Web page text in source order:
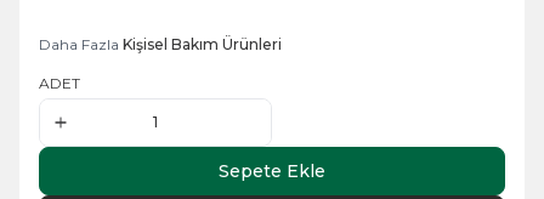
Daha Fazla Kişisel Bakım Ürünleri
ADET
Sepete Ekle